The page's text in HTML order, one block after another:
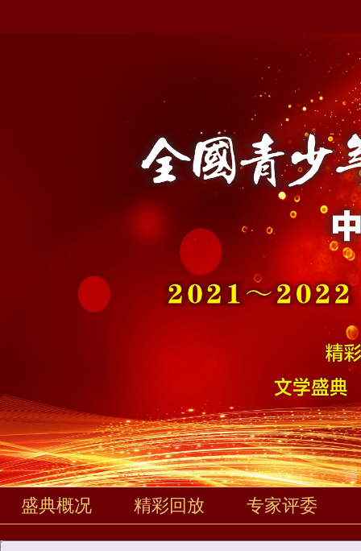
盛典概况 精彩回放 专家评委